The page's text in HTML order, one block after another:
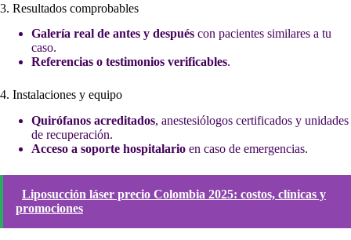
3. Resultados comprobables
Galería real de antes y después con pacientes similares a tu
caso.
Referencias o testimonios verificables.
4. Instalaciones y equipo
Quirófanos acreditados, anestesiólogos certificados y unidades
de recuperación.
Acceso a soporte hospitalario en caso de emergencias.
Liposucción láser precio Colombia 2025: costos, clínicas y
promociones